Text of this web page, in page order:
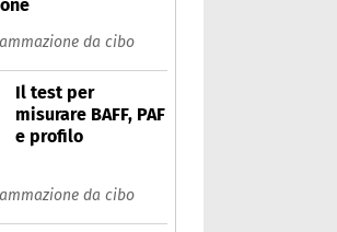
da cibo
Il test per
misurare BAFF, PAF
e profilo
da cibo